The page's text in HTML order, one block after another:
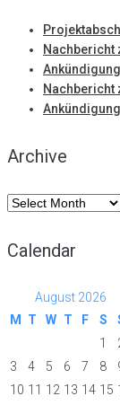
Nachbericht
Nachbericht
Archive
Archive
Calendar
August 2026
M
T W T F S
1
3
4 5 6 7 8
10 11 12 13 14 15